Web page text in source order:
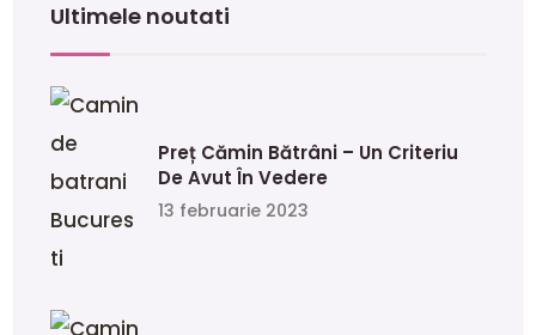
Ultimele noutati
Preț Cămin Bătrâni – Un Criteriu
De Avut În Vedere
13 februarie 2023